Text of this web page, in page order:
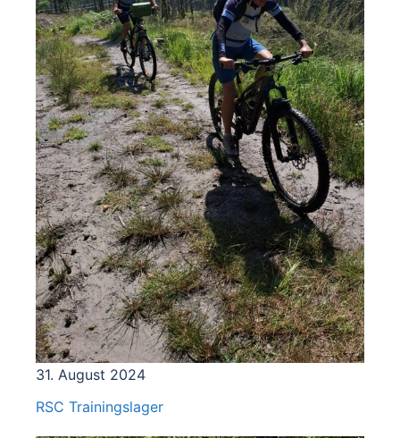
31. August 2024
RSC Trainingslager